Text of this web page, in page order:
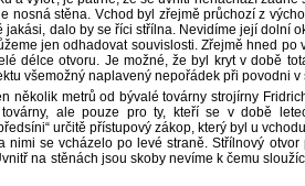
stěna. Vchod byl zřejmě průchozí z
dalo by se říci střílna. Nevidíme její dolní
jen odhadovat souvislosti. Zřejmě hned po
délce otvoru. Je možné, že byl kryt v době
všemožný naplavený nepořádek při povodni v
metrů od bývalé továrny strojírny
ale pouze pro ty, kteří se v době
určitě přístupový zákop, který byl u
se vcházelo po levé straně. Střílnový
na stěnách jsou skoby nevíme k čemu